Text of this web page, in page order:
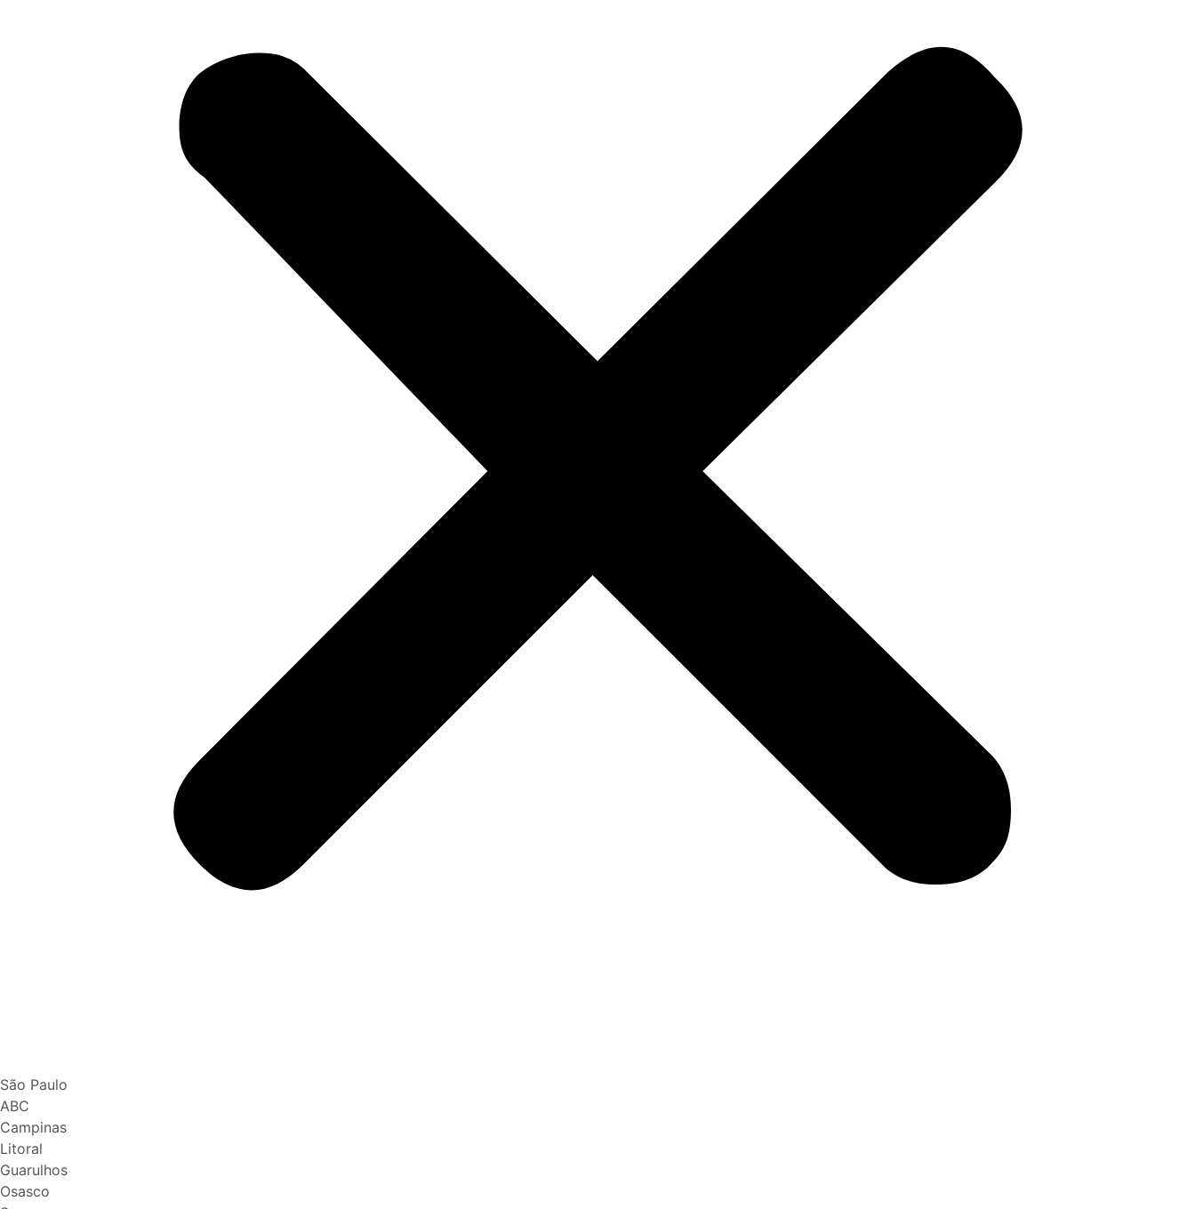
São Paulo
ABC
Campinas
Litoral
Guarulhos
Osasco